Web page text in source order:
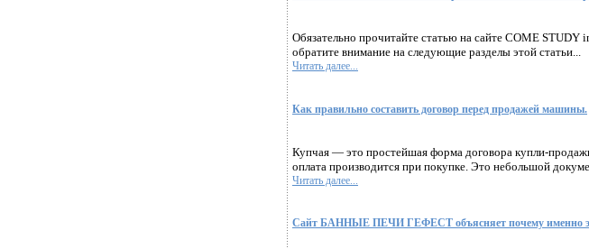
Обязательно прочитайте статью на сайте COME STUDY
обратите внимание на следующие разделы этой статьи...
Читать далее...
Как правильно составить договор перед продажей машины.
Купчая — это простейшая форма договора купли-
оплата производится при покупке. Это небольшой
Читать далее...
Сайт БАННЫЕ ПЕЧИ ГЕФЕСТ объясняет почему именно